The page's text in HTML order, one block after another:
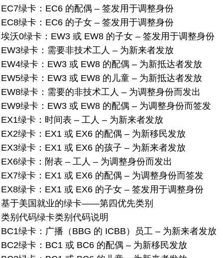
EC7绿卡： EC6 的配偶 – 签发用于调整身份
EC8绿卡： EC6 的子女 – 签发用于调整身份
埃沃0绿卡： EW3 或 EW8 的子女 – 签发用于调整身份
EW3绿卡： 需要非技术工人 – 为新来者发放
EW4绿卡： EW3 或 EW8 的配偶 – 为新抵达者发放
EW5绿卡： EW3 或 EW8 的儿童 – 为新抵达者发放
EW8绿卡： 需要的非技术工人 – 为调整身份而发出
EW9绿卡： EW3 或 EW8 的配偶 – 为调整身份而签发
EX1绿卡：时间表 – 工人 – 为新来者发放
EX2绿卡： EX1 或 EX6 的配偶 – 为新移民发放
EX3绿卡： EX1 或 EX6 的孩子 – 为新来者发放
EX6绿卡： 附表 – 工人 – 为调整身份而发出
EX7绿卡： EX1 或 EX6 的配偶 – 为调整身份而签发
EX8绿卡： EX1 或 EX6 的子女 – 签发用于调整身份
基于美国就业的绿卡——第四优先类别
类别代码绿卡类别代码说明
BC1绿卡： 广播（BBG 的 ICBB）员工 – 为新来者发放
BC2绿卡： BC1 或 BC6 的配偶 – 为新移民发放